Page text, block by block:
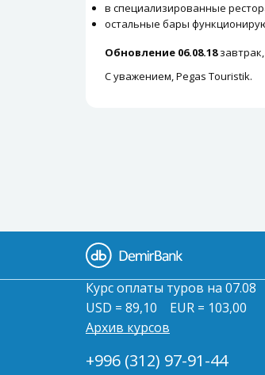
в специализированные
остальные бары
Обновление 06.08.18
С уважением, Pegas Touristik.
Курс оплаты туров на 07.08
USD = 89,10
EUR = 103,00
Архив курсов
+996 (312) 97-91-44